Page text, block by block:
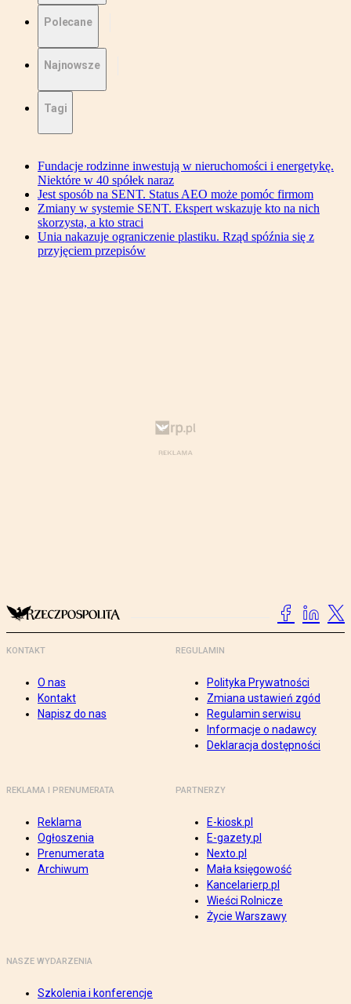
Polecane
Najnowsze
Tagi
Fundacje rodzinne inwestują w nieruchomości i energetykę.
Niektóre w 40 spółek naraz
Jest sposób na SENT. Status AEO może pomóc firmom
Zmiany w systemie SENT. Ekspert wskazuje kto na nich
skorzysta, a kto straci
Unia nakazuje ograniczenie plastiku. Rząd spóźnia się z
przyjęciem przepisów
KONTAKT
O nas
Kontakt
Napisz do nas
REGULAMIN
Polityka Prywatności
Zmiana ustawień zgód
Regulamin serwisu
Informacje o nadawcy
Deklaracja dostępności
REKLAMA I PRENUMERATA
Reklama
Ogłoszenia
Prenumerata
Archiwum
PARTNERZY
E-kiosk.pl
E-gazety.pl
Nexto.pl
Mała księgowość
Kancelarierp.pl
Wieści Rolnicze
Życie Warszawy
NASZE WYDARZENIA
Szkolenia i konferencje